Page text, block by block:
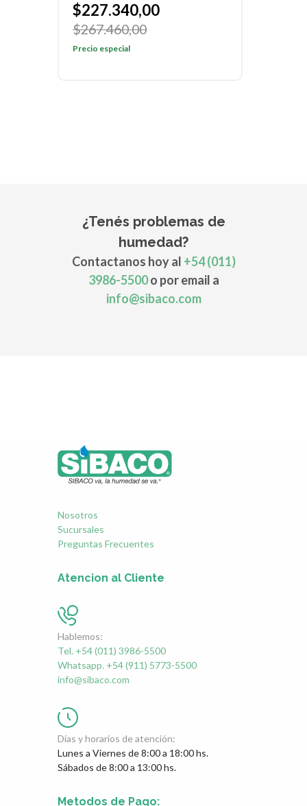
$227.340,00
$267.460,00
Precio especial
¿Tenés problemas de
humedad?
Contactanos hoy al +54 (011)
3986-5500o por email a
info@sibaco.com
Nosotros
Sucursales
Preguntas Frecuentes
Atencion al Cliente
Hablemos:
Tel. +54 (011) 3986-5500
Whatsapp. +54 (911) 5773-5500
info@sibaco.com
Días y horarios de atención:
Lunes a Viernes de 8:00 a 18:00 hs.
Sábados de 8:00 a 13:00 hs.
Metodos de Pago: